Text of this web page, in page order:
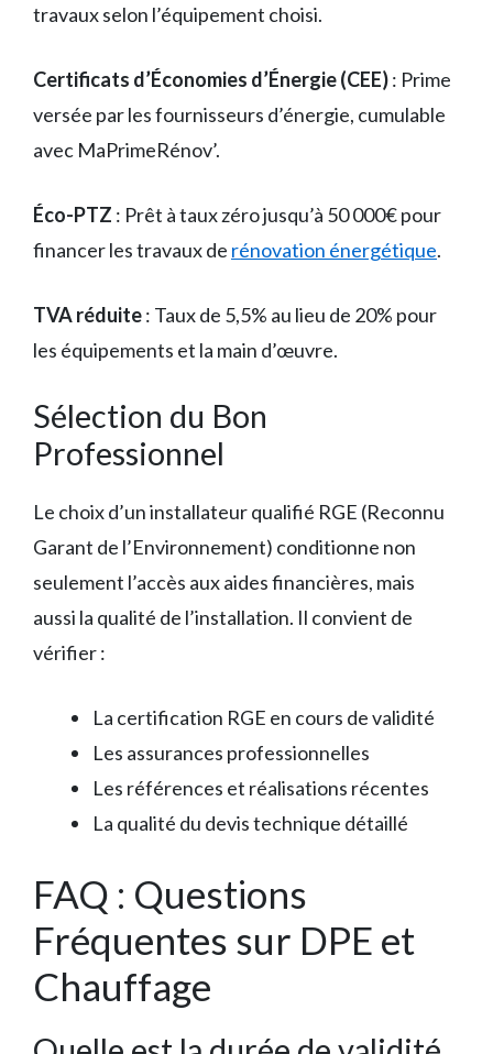
travaux selon l’équipement choisi.
Certificats d’Économies d’Énergie (CEE): Prime
versée par les fournisseurs d’énergie, cumulable
avec MaPrimeRénov’.
Éco-PTZ : Prêt à taux zéro jusqu’à 50 000€ pour
financer les travaux de rénovation énergétique.
TVA réduite: Taux de 5,5% au lieu de 20% pour
les équipements et la main d’œuvre.
Sélection du Bon
Professionnel
Le choix d’un installateur qualifié RGE (Reconnu
Garant de l’Environnement) conditionne non
seulement l’accès aux aides financières, mais
aussi la qualité de l’installation. Il convient de
vérifier :
La certification RGE en cours de validité
Les assurances professionnelles
Les références et réalisations récentes
La qualité du devis technique détaillé
FAQ : Questions
Fréquentes sur DPE et
Chauffage